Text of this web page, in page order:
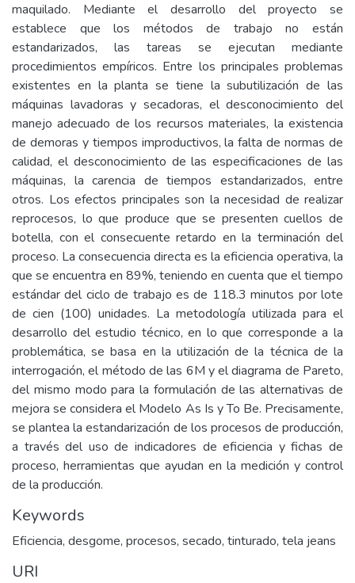
maquilado. Mediante el desarrollo del proyecto se
establece que los métodos de trabajo no están
estandarizados, las tareas se ejecutan mediante
procedimientos empíricos. Entre los principales problemas
existentes en la planta se tiene la subutilización de las
máquinas lavadoras y secadoras, el desconocimiento del
manejo adecuado de los recursos materiales, la existencia
de demoras y tiempos improductivos, la falta de normas de
calidad, el desconocimiento de las especificaciones de las
máquinas, la carencia de tiempos estandarizados, entre
otros. Los efectos principales son la necesidad de realizar
reprocesos, lo que produce que se presenten cuellos de
botella, con el consecuente retardo en la terminación del
proceso. La consecuencia directa es la eficiencia operativa, la
que se encuentra en 89%, teniendo en cuenta que el tiempo
estándar del ciclo de trabajo es de 118.3 minutos por lote
de cien (100) unidades. La metodología utilizada para el
desarrollo del estudio técnico, en lo que corresponde a la
problemática, se basa en la utilización de la técnica de la
interrogación, el método de las 6M y el diagrama de Pareto,
del mismo modo para la formulación de las alternativas de
mejora se considera el Modelo As Is y To Be. Precisamente,
se plantea la estandarización de los procesos de producción,
a través del uso de indicadores de eficiencia y fichas de
proceso, herramientas que ayudan en la medición y control
de la producción.
Keywords
Eficiencia, desgome, procesos, secado, tinturado, tela jeans
URI